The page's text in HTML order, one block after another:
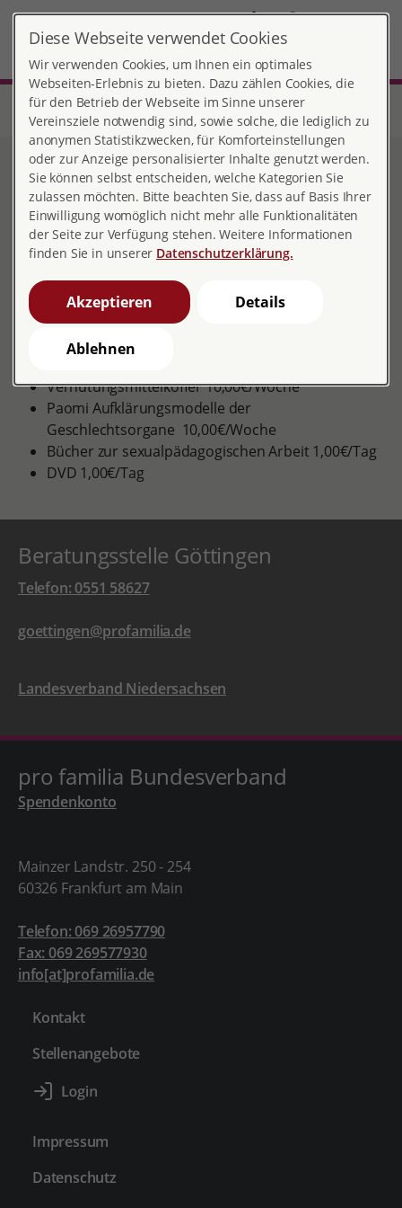
DE
Start Niedersachsen
Beratungsstelle Göttingen
Sexuelle Bildung
Verleih sexualpädagogischer Materialien
Verleih
sexualpädagogischer
Materialien
Verleih von folgenden
sexualpädagogischen Materialien:
Verhütungsmittelkoffer 10,00€/Woche
Paomi Aufklärungsmodelle der
Geschlechtsorgane 10,00€/Woche
Bücher zur sexualpädagogischen Arbeit 1,00€/Tag
DVD 1,00€/Tag
Beratungsstelle Göttingen
Telefon: 0551 58627
goettingen@profamilia.de
Landesverband Niedersachsen
pro familia Bundesverband
Spendenkonto
Mainzer Landstr. 250 - 254
60326 Frankfurt am Main
Telefon: 069 26957790
Fax: 069 269577930
info[at]profamilia.de
Kontakt
Stellenangebote
Impressum
Datenschutz
Diese Webseite verwendet Cookies
Wir verwenden Cookies, um Ihnen ein optimales
Webseiten-Erlebnis zu bieten. Dazu zählen Cookies, die
für den Betrieb der Webseite im Sinne unserer
Vereinsziele notwendig sind, sowie solche, die lediglich zu
anonymen Statistikzwecken, für Komforteinstellungen
oder zur Anzeige personalisierter Inhalte genutzt werden.
Sie können selbst entscheiden, welche Kategorien Sie
zulassen möchten. Bitte beachten Sie, dass auf Basis Ihrer
Einwilligung womöglich nicht mehr alle Funktionalitäten
der Seite zur Verfügung stehen. Weitere Informationen
finden Sie in unserer Datenschutzerklärung.
Akzeptieren Details
Ablehnen